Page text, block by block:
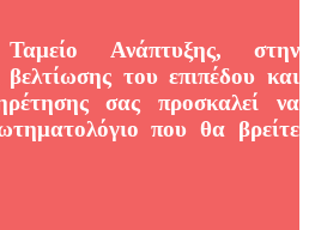
Ανάπτυξης, στην
του επιπέδου και
σας προσκαλεί να
που θα βρείτε